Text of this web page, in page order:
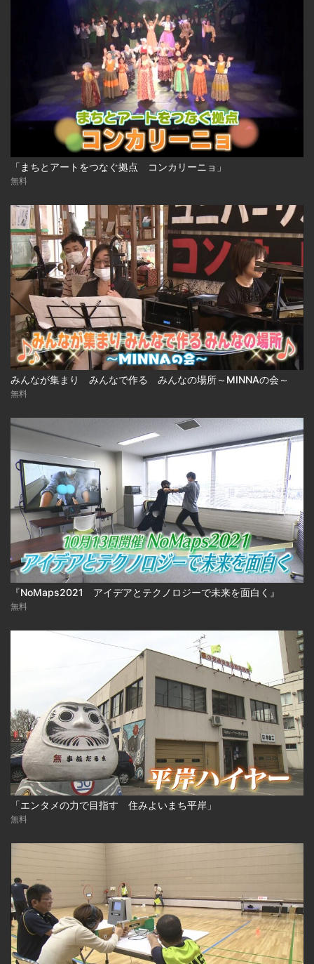
「まちとアートをつなぐ拠点 コンカリーニョ」
無料
みんなが集まり みんなで作る みんなの場所～MINNAの会～
無料
『NoMaps2021 アイデアとテクノロジーで未来を面白く』
無料
「エンタメの力で目指す 住みよいまち平岸」
無料